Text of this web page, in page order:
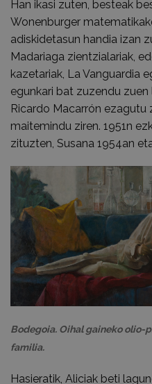
Han ikasi zuten, besteak
Wonenburger
adiskidetasun handia izan
Madariaga zientzialariak,
kazetariak, La Vanguardia
egunkari bat zuzendu
Ricardo Macarrón ezagutu
maitemindu ziren. 1951n
zituzten, Susana 1954an
Bodegoia. Oihal gaineko olio-
familia.
Hasieratik, Aliciak beti